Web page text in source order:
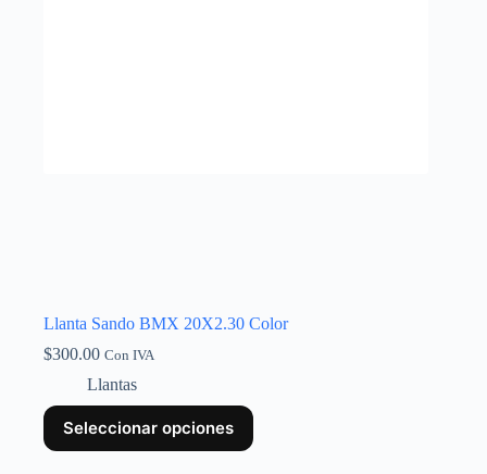
Llanta Sando BMX 20X2.30 Color
$300.00 Con IVA
Llantas
Seleccionar opciones